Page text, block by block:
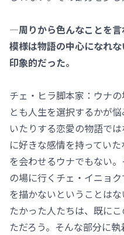
―周りから色んなことを
模様は物語の中心になれ
印象的だった。
チェ・ヒラ脚本家：ウナ
とも人生を選択するかが
いたりする恋愛の物語で
に好きな感情を持ってい
を会わせるウナでもない
の場に行くチェ・イニョ
を描かないということは
たかった人たちは、既に
ただろう。そんな部分に